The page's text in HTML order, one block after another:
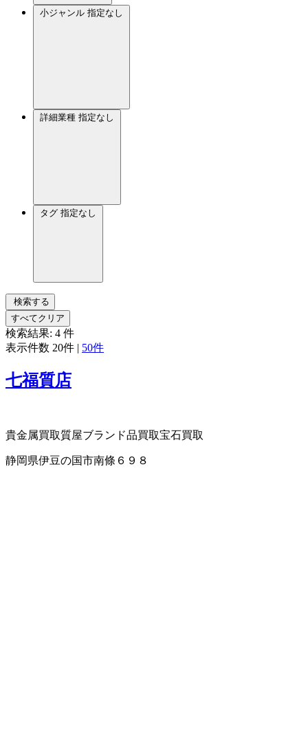
小ジャンル 指定なし
詳細業種 指定なし
タグ 指定なし
検索する
すべてクリア
検索結果: 4 件
表示件数 20件 | 50件
七福質店
貴金属買取質屋ブランド品買取宝石買取
静岡県伊豆の国市南條６９８